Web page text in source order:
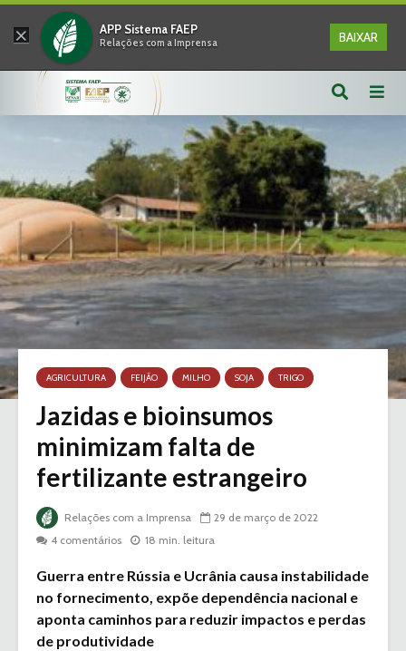
× APP Sistema FAEP
Relações com a Imprensa BAIXAR
AGRICULTURA FEIJÃO MILHO SOJA TRIGO
Jazidas e bioinsumos
minimizam falta de
fertilizante estrangeiro
Relações com a Imprensa
29 de março de 2022
4 comentários
18 min. leitura
Guerra entre Rússia e Ucrânia causa instabilidade
no fornecimento, expõe dependência nacional e
aponta caminhos para reduzir impactos e perdas
de produtividade